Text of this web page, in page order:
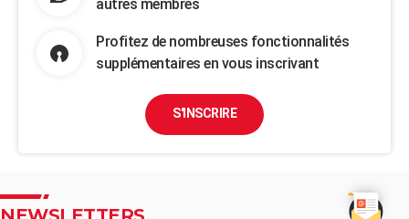
autres membres
Profitez de nombreuses fonctionnalités
supplémentaires en vous inscrivant
S'INSCRIRE